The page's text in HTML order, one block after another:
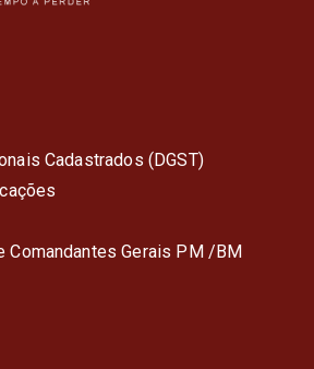
Cadastrados (DGST)
Comandantes Gerais PM /BM